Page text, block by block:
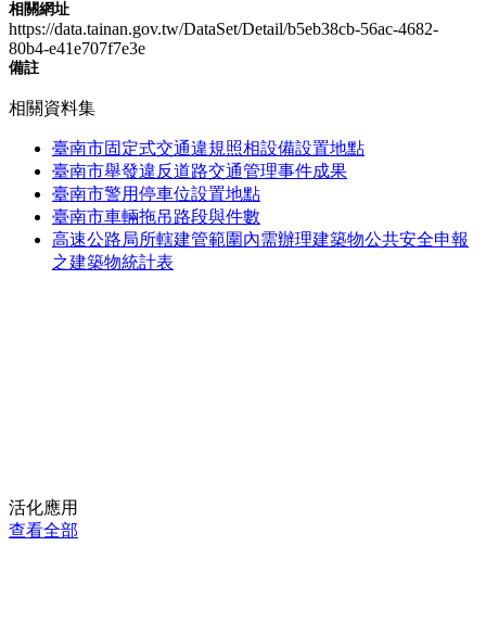
相關網址
https://data.tainan.gov.tw/DataSet/Detail/b5eb38cb-56ac-4682-
80b4-e41e707f7e3e
備註
相關資料集
臺南市固定式交通違規照相設備設置地點
臺南市舉發違反道路交通管理事件成果
臺南市警用停車位設置地點
臺南市車輛拖吊路段與件數
高速公路局所轄建管範圍內需辦理建築物公共安全申報
之建築物統計表
活化應用
查看全部